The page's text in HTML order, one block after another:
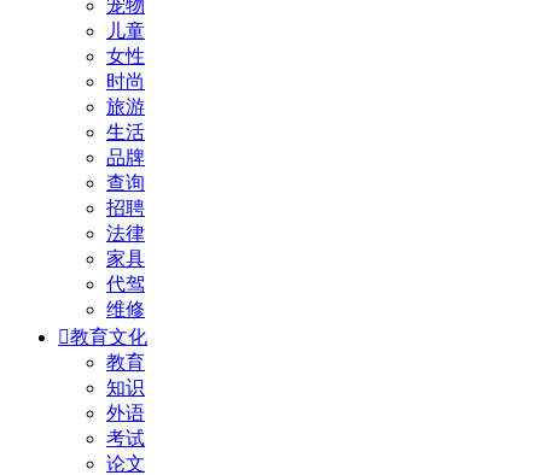
宠物
儿童
女性
时尚
旅游
生活
品牌
查询
招聘
法律
家具
代驾
维修
教育文化
教育
知识
外语
考试
论文